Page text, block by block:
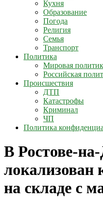
Кухня
Образование
Погода
Религия
Семья
Транспорт
Политика
Мировая
Российская
Происшествия
ДТП
Катастрофы
Криминал
ЧП
Политика
В Ростове-
на складе с